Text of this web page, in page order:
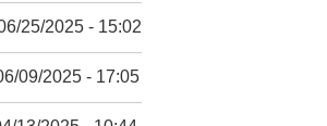
25/2025 - 15:02
09/2025 - 17:05